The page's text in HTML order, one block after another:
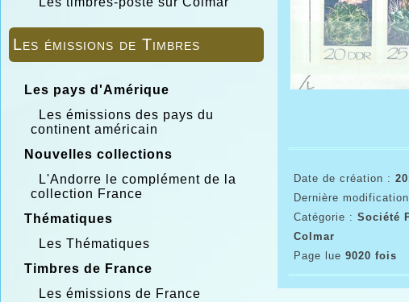
Les émissions de Timbres
Les pays d'Amérique
Les émissions des pays du
continent américain
Nouvelles collections
L'Andorre le complément de la
collection France
Thématiques
Les Thématiques
Timbres de France
Les émissions de France
Date de création :
Dernière
Catégorie : Société
Colmar
Page lue 9020 fois